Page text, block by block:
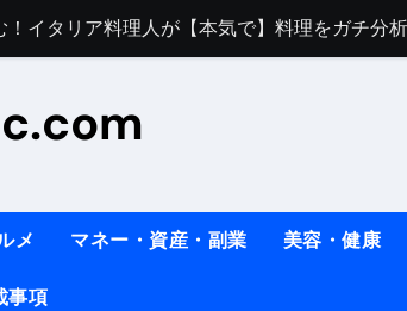
しすぎてほんまに申し訳ない件
ズッキーニのパスタ
移住したい！」と思っている人が見たら、一
ッタ】スーパーの豚肉が大変身#shorts
メ マネー・資産・副業 美容・健康
事項